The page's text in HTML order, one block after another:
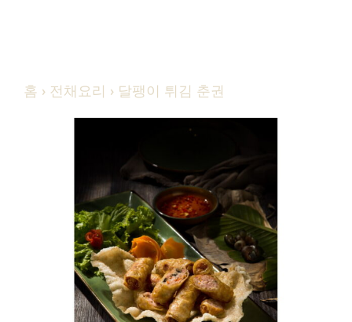
홈 › 전채요리 › 달팽이 튀김 춘권